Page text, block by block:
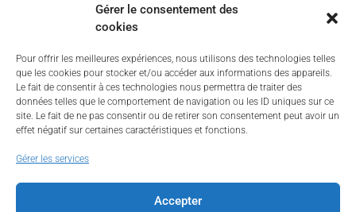
Gérer le consentement des
cookies
Pour offrir les meilleures expériences, nous utilisons des technologies telles
que les cookies pour stocker et/ou accéder aux informations des appareils.
Le fait de consentir à ces technologies nous permettra de traiter des
données telles que le comportement de navigation ou les ID uniques sur ce
site. Le fait de ne pas consentir ou de retirer son consentement peut avoir un
effet négatif sur certaines caractéristiques et fonctions.
Gérer les services
Accepter